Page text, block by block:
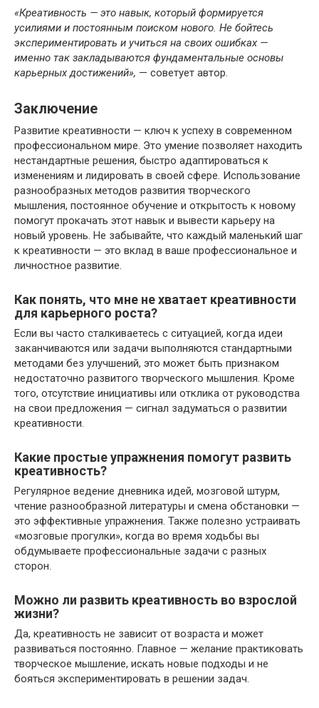
«Креативность — это навык, который формируется
усилиями и постоянным поиском нового. Не бойтесь
экспериментировать и учиться на своих ошибках —
именно так закладываются фундаментальные основы
карьерных достижений», — советует автор.
Заключение
Развитие креативности — ключ к успеху в современном
профессиональном мире. Это умение позволяет находить
нестандартные решения, быстро адаптироваться к
изменениям и лидировать в своей сфере. Использование
разнообразных методов развития творческого
мышления, постоянное обучение и открытость к новому
помогут прокачать этот навык и вывести карьеру на
новый уровень. Не забывайте, что каждый маленький шаг
к креативности — это вклад в ваше профессиональное и
личностное развитие.
Как понять, что мне не хватает креативности
для карьерного роста?
Если вы часто сталкиваетесь с ситуацией, когда идеи
заканчиваются или задачи выполняются стандартными
методами без улучшений, это может быть признаком
недостаточно развитого творческого мышления. Кроме
того, отсутствие инициативы или отклика от руководства
на свои предложения — сигнал задуматься о развитии
креативности.
Какие простые упражнения помогут развить
креативность?
Регулярное ведение дневника идей, мозговой штурм,
чтение разнообразной литературы и смена обстановки —
это эффективные упражнения. Также полезно устраивать
«мозговые прогулки», когда во время ходьбы вы
обдумываете профессиональные задачи с разных
сторон.
Можно ли развить креативность во взрослой
жизни?
Да, креативность не зависит от возраста и может
развиваться постоянно. Главное — желание практиковать
творческое мышление, искать новые подходы и не
бояться экспериментировать в решении задач.